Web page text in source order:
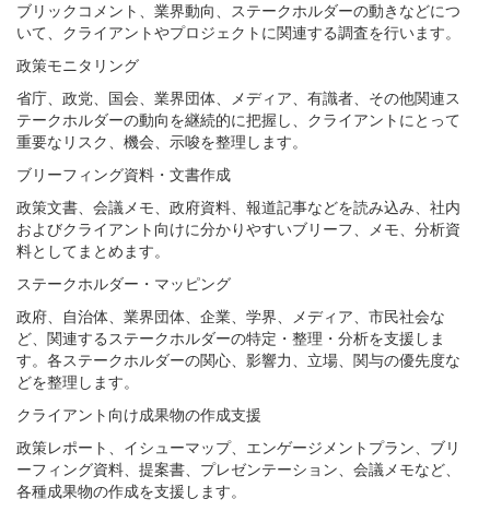
ブリックコメント、業界動向、ステークホルダーの動きなどにつ
いて、クライアントやプロジェクトに関連する調査を行います。
政策モニタリング
省庁、政党、国会、業界団体、メディア、有識者、その他関連ス
テークホルダーの動向を継続的に把握し、クライアントにとって
重要なリスク、機会、示唆を整理します。
ブリーフィング資料・文書作成
政策文書、会議メモ、政府資料、報道記事などを読み込み、社内
およびクライアント向けに分かりやすいブリーフ、メモ、分析資
料としてまとめます。
ステークホルダー・マッピング
政府、自治体、業界団体、企業、学界、メディア、市民社会な
ど、関連するステークホルダーの特定・整理・分析を支援しま
す。各ステークホルダーの関心、影響力、立場、関与の優先度な
どを整理します。
クライアント向け成果物の作成支援
政策レポート、イシューマップ、エンゲージメントプラン、ブリ
ーフィング資料、提案書、プレゼンテーション、会議メモなど、
各種成果物の作成を支援します。